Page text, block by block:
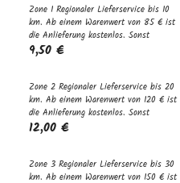
Zone 1 Regionaler Lieferservice bis 10
km. Ab einem Warenwert von 85 € ist
die Anlieferung kostenlos. Sonst
9,50 €
Zone 2 Regionaler Lieferservice bis 20
km. Ab einem Warenwert von 120 € ist
die Anlieferung kostenlos. Sonst
12,00 €
Zone 3 Regionaler Lieferservice bis 30
km. Ab einem Warenwert von 150 € ist